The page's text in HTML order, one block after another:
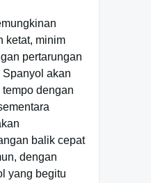
ketat, minim
pertarungan
akan
dengan
balik cepat
dengan
yang begitu